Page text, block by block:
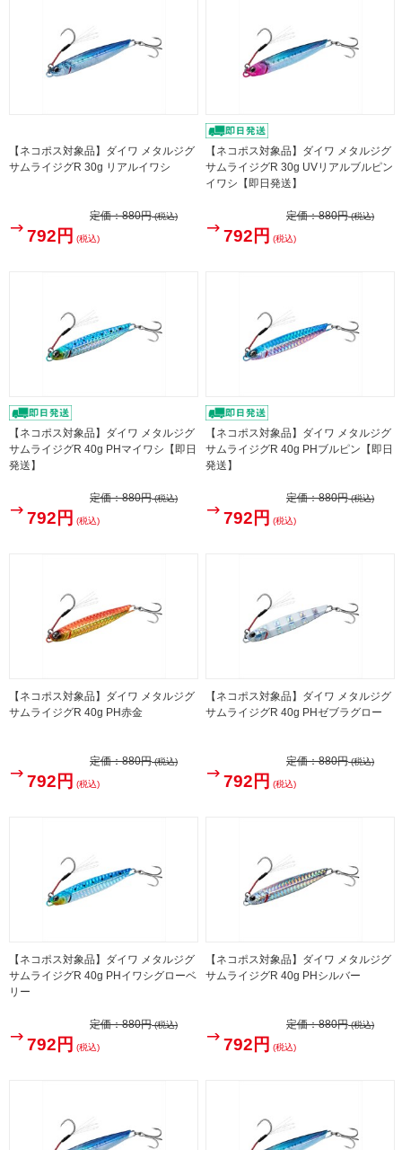
【ネコポス対象品】ダイワ メタルジグ
サムライジグR 30g リアルイワシ
定価：880円(税込)
792円 (税込)
【ネコポス対象品】ダイワ メタルジグ
サムライジグR 30g UVリアルブルピン
イワシ【即日発送】
定価：880円(税込)
792円 (税込)
【ネコポス対象品】ダイワ メタルジグ
サムライジグR 40g PHマイワシ【即日
発送】
定価：880円(税込)
792円 (税込)
【ネコポス対象品】ダイワ メタルジグ
サムライジグR 40g PHブルピン【即日
発送】
定価：880円(税込)
792円 (税込)
【ネコポス対象品】ダイワ メタルジグ
サムライジグR 40g PH赤金
定価：880円(税込)
792円 (税込)
【ネコポス対象品】ダイワ メタルジグ
サムライジグR 40g PHゼブラグロー
定価：880円(税込)
792円 (税込)
【ネコポス対象品】ダイワ メタルジグ
サムライジグR 40g PHイワシグローベ
リー
定価：880円(税込)
792円 (税込)
【ネコポス対象品】ダイワ メタルジグ
サムライジグR 40g PHシルバー
定価：880円(税込)
792円 (税込)